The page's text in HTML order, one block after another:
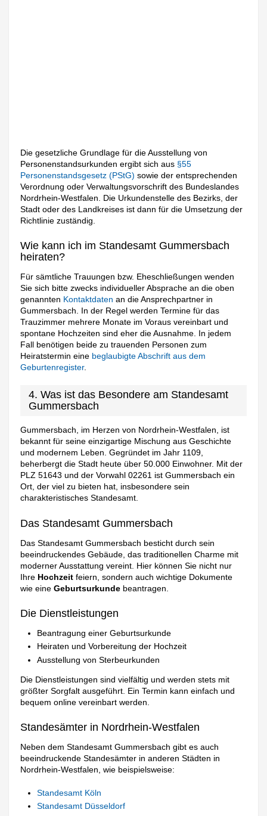
Die gesetzliche Grundlage für die Ausstellung von
Personenstandsurkunden ergibt sich aus §55
Personenstandsgesetz (PStG)sowie der entsprechenden
Verordnung oder Verwaltungsvorschrift des Bundeslandes
Nordrhein-Westfalen. Die Urkundenstelle des Bezirks, der
Stadt oder des Landkreises ist dann für die Umsetzung der
Richtlinie zuständig.
Wie kann ich im Standesamt Gummersbach
heiraten?
Für sämtliche Trauungen bzw. Eheschließungen wenden
Sie sich bitte zwecks individueller Absprache an die oben
genannten Kontaktdaten an die Ansprechpartner in
Gummersbach. In der Regel werden Termine für das
Trauzimmer mehrere Monate im Voraus vereinbart und
spontane Hochzeiten sind eher die Ausnahme. In jedem
Fall benötigen beide zu trauenden Personen zum
Heiratstermin eine beglaubigte Abschrift aus dem
Geburtenregister.
4. Was ist das Besondere am Standesamt
Gummersbach
Gummersbach, im Herzen von Nordrhein-Westfalen, ist
bekannt für seine einzigartige Mischung aus Geschichte
und modernem Leben. Gegründet im Jahr 1109,
beherbergt die Stadt heute über 50.000 Einwohner. Mit der
PLZ 51643 und der Vorwahl 02261 ist Gummersbach ein
Ort, der viel zu bieten hat, insbesondere sein
charakteristisches Standesamt.
Das Standesamt Gummersbach
Das Standesamt Gummersbach besticht durch sein
beeindruckendes Gebäude, das traditionellen Charme mit
moderner Ausstattung vereint. Hier können Sie nicht nur
Ihre Hochzeit feiern, sondern auch wichtige Dokumente
wie eineGeburtsurkunde beantragen.
Die Dienstleistungen
Beantragung einer Geburtsurkunde
Heiraten und Vorbereitung der Hochzeit
Ausstellung von Sterbeurkunden
Die Dienstleistungen sind vielfältig und werden stets mit
größter Sorgfalt ausgeführt. Ein Termin kann einfach und
bequem online vereinbart werden.
Standesämter in Nordrhein-Westfalen
Neben dem Standesamt Gummersbach gibt es auch
beeindruckende Standesämter in anderen Städten in
Nordrhein-Westfalen, wie beispielsweise:
Standesamt Köln
Standesamt Düsseldorf